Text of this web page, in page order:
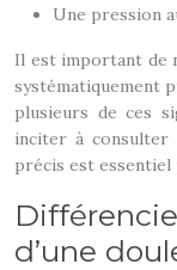
Une pression
Il est important de
systématiquement
plusieurs de ces
inciter à consulter
précis est
d’une